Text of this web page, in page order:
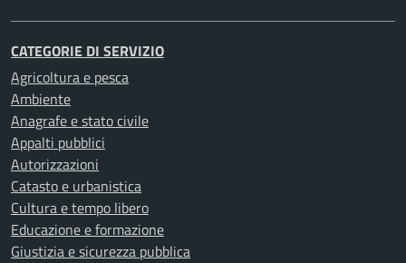
CATEGORIE DI SERVIZIO
Agricoltura e pesca
Ambiente
Anagrafe e stato civile
Appalti pubblici
Autorizzazioni
Catasto e urbanistica
Cultura e tempo libero
Educazione e formazione
Giustizia e sicurezza pubblica